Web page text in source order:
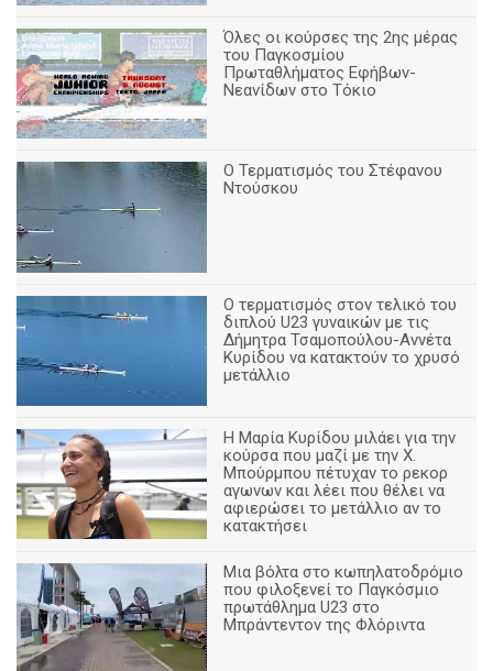
Όλες οι κούρσες της 2ης μέρας
του Παγκοσμίου
Πρωταθλήματος Εφήβων-
Νεανίδων στο Τόκιο
Ο Τερματισμός του Στέφανου
Ντούσκου
Ο τερματισμός στον τελικό του
διπλού U23 γυναικών με τις
Δήμητρα Τσαμοπούλου-Αννέτα
Κυρίδου να κατακτούν το χρυσό
μετάλλιο
Η Μαρία Κυρίδου μιλάει για την
κούρσα που μαζί με την Χ.
Μπούρμπου πέτυχαν το ρεκορ
αγωνων και λέει που θέλει να
αφιερώσει το μετάλλιο αν το
κατακτήσει
Μια βόλτα στο κωπηλατοδρόμιο
που φιλοξενεί το Παγκόσμιο
πρωτάθλημα U23 στο
Μπράντεντον της Φλόριντα